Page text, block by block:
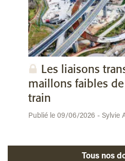
Les liaisons
maillons faibles de
train
Publié le 09/06/2026 - Sylvie
Tous